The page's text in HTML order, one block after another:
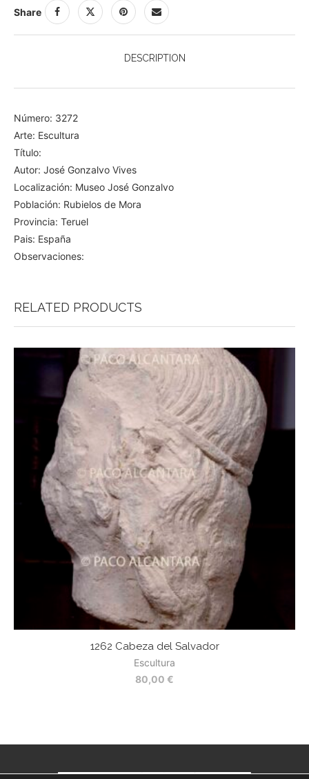
Share
DESCRIPTION
Número: 3272
Arte: Escultura
Título:
Autor: José Gonzalvo Vives
Localización: Museo José Gonzalvo
Población: Rubielos de Mora
Provincia: Teruel
Pais: España
Observaciones:
RELATED PRODUCTS
1262 Cabeza del Salvador
Escultura
80,00 €